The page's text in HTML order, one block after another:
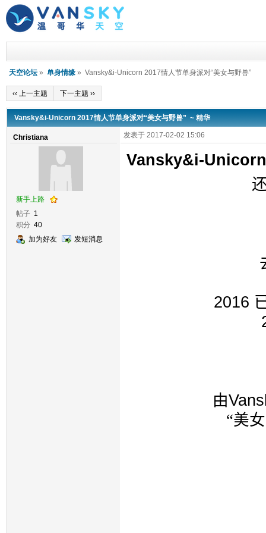
天空论坛 » 单身情缘 » Vansky&i-Unicorn 2017情人节单身派对“美女与野兽”
‹‹ 上一主题 下一主题 ››
Vansky&i-Unicorn 2017情人节单身派对“美女与野兽” ~ 精华
Christiana
新手上路
帖子 1
积分 40
加为好友
发短消息
发表于 2017-02-02 15:06
Vansky&i-Unicorn
2016
由
“美